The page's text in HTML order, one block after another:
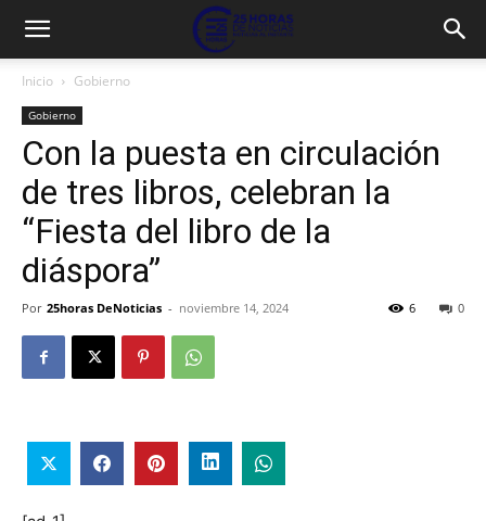
Inicio Gobierno
Gobierno
Con la puesta en circulación
de tres libros, celebran la
“Fiesta del libro de la
diáspora”
Por 25horas DeNoticias - noviembre 14, 2024 0
6